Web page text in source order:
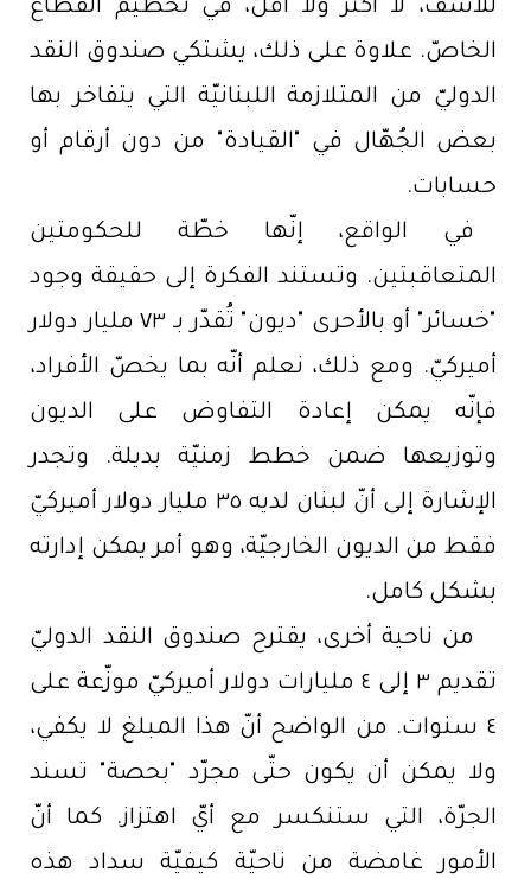
للأسف، لا أكثر ولا أقلّ، في تحطيم القطاع
الخاصّ. علاوة على ذلك، يشتكي صندوق النقد
الدوليّ من المتلازمة اللبنانيّة التي يتفاخر بها
بعض الجُهّال في "القيادة" من دون أرقام أو
حسابات.
في الواقع، إنّها خطّة للحكومتين
المتعاقبتين. وتستند الفكرة إلى حقيقة وجود
"خسائر" أو بالأحرى "ديون" تُقدّر بـ ٧٣ مليار دولار
أميركيّ. ومع ذلك، نعلم أنّه بما يخصّ الأفراد،
فإنّه يمكن إعادة التفاوض على الديون
وتوزيعها ضمن خطط زمنيّة بديلة. وتجدر
الإشارة إلى أنّ لبنان لديه ٣٥ مليار دولار أميركيّ
فقط من الديون الخارجيّة، وهو أمر يمكن إدارته
بشكل كامل.
من ناحية أخرى، يقترح صندوق النقد الدوليّ
تقديم ٣ إلى ٤ مليارات دولار أميركيّ موزّعة على
٤ سنوات. من الواضح أنّ هذا المبلغ لا يكفي،
ولا يمكن أن يكون حتّى مجرّد "بحصة" تسند
الجرّة، التي ستنكسر مع أيّ اهتزاز. كما أنّ
الأمور غامضة من ناحيّة كيفيّة سداد هذه